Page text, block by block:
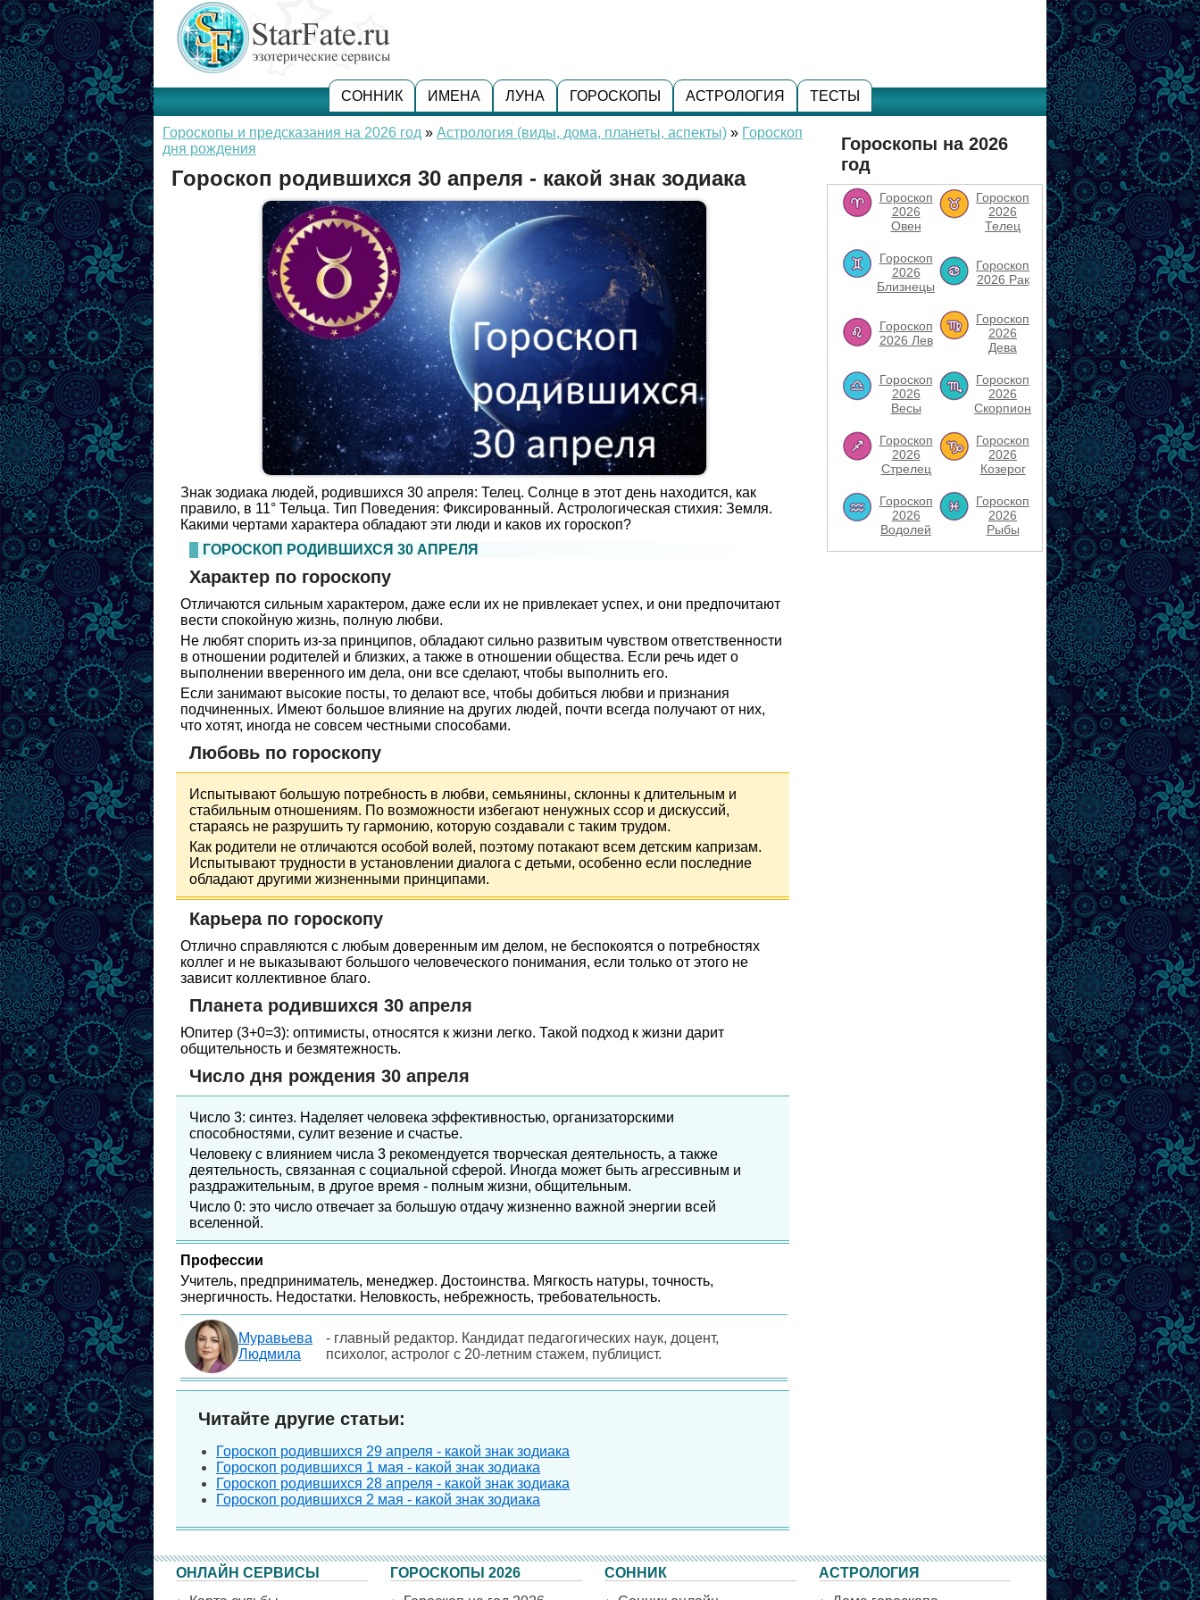
СОННИК ИМЕНА ЛУНА ГОРОСКОПЫ АСТРОЛОГИЯ ТЕСТЫ
Гороскопы и предсказания на 2026 год » Астрология (виды, дома, планеты, аспекты) » Гороскоп
дня рождения
Гороскоп родившихся 30 апреля - какой знак зодиака
Знак зодиака людей, родившихся 30 апреля: Телец. Солнце в этот день находится, как
правило, в 11° Тельца. Тип Поведения: Фиксированный. Астрологическая стихия: Земля.
Какими чертами характера обладают эти люди и каков их гороскоп?
ГОРОСКОП РОДИВШИХСЯ 30 АПРЕЛЯ
Характер по гороскопу
Отличаются сильным характером, даже если их не привлекает успех, и они предпочитают
вести спокойную жизнь, полную любви.
Не любят спорить из-за принципов, обладают сильно развитым чувством ответственности
в отношении родителей и близких, а также в отношении общества. Если речь идет о
выполнении вверенного им дела, они все сделают, чтобы выполнить его.
Если занимают высокие посты, то делают все, чтобы добиться любви и признания
подчиненных. Имеют большое влияние на других людей, почти всегда получают от них,
что хотят, иногда не совсем честными способами.
Любовь по гороскопу
Испытывают большую потребность в любви, семьянины, склонны к длительным и
стабильным отношениям. По возможности избегают ненужных ссор и дискуссий,
стараясь не разрушить ту гармонию, которую создавали с таким трудом.
Как родители не отличаются особой волей, поэтому потакают всем детским капризам.
Испытывают трудности в установлении диалога с детьми, особенно если последние
обладают другими жизненными принципами.
Карьера по гороскопу
Отлично справляются с любым доверенным им делом, не беспокоятся о потребностях
коллег и не выказывают большого человеческого понимания, если только от этого не
зависит коллективное благо.
Планета родившихся 30 апреля
Юпитер (3+0=3): оптимисты, относятся к жизни легко. Такой подход к жизни дарит
общительность и безмятежность.
Число дня рождения 30 апреля
Число 3: синтез. Наделяет человека эффективностью, организаторскими
способностями, сулит везение и счастье.
Человеку с влиянием числа 3 рекомендуется творческая деятельность, а также
деятельность, связанная с социальной сферой. Иногда может быть агрессивным и
раздражительным, в другое время - полным жизни, общительным.
Число 0: это число отвечает за большую отдачу жизненно важной энергии всей
вселенной.
Профессии
Учитель, предприниматель, менеджер. Достоинства. Мягкость натуры, точность,
энергичность. Недостатки. Неловкость, небрежность, требовательность.
Муравьева
Людмила
- главный редактор. Кандидат педагогических наук, доцент,
психолог, астролог с 20-летним стажем, публицист.
Читайте другие статьи:
Гороскоп родившихся 29 апреля - какой знак зодиака
Гороскоп родившихся 1 мая - какой знак зодиака
Гороскоп родившихся 28 апреля - какой знак зодиака
Гороскоп родившихся 2 мая - какой знак зодиака
Гороскопы на 2026
год
Гороскоп
2026
Овен
Гороскоп
2026
Телец
Гороскоп
2026
Близнецы
Гороскоп
2026 Рак
Гороскоп
2026 Лев
Гороскоп
2026
Дева
Гороскоп
2026
Весы
Гороскоп
2026
Скорпион
Гороскоп
2026
Стрелец
Гороскоп
2026
Козерог
Гороскоп
2026
Водолей
Гороскоп
2026
Рыбы
ОНЛАЙН СЕРВИСЫ
ГОРОСКОПЫ 2026
СОННИК
АСТРОЛОГИЯ